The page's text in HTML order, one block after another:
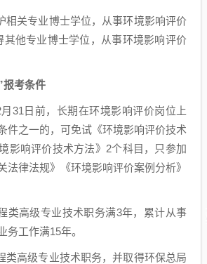
关专业博士学位，从事环境影响评价
其他专业博士学位，从事环境影响评价
报考条件
日前，长期在环境影响评价岗位上
件之一的，可免试《环境影响评价技术
影响评价技术方法》2个科目，只参加
法律法规》《环境影响评价案例分析》
高级专业技术职务满3年，累计从事
务工作满15年。
高级专业技术职务，并取得环保总局